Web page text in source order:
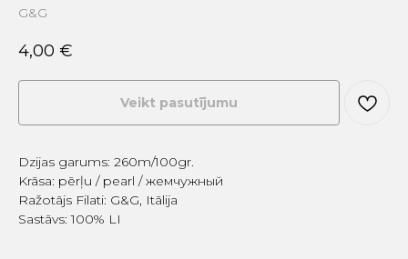
G&G
4,00 €
Veikt pasutījumu
Dzijas garums: 260m/100gr.
Krāsa: pērļu / pearl / жемчужный
Ražotājs Filati: G&G, Itālija
Sastāvs: 100% LI